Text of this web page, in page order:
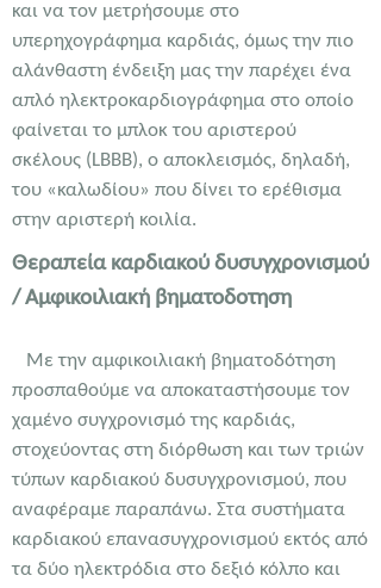
και να τον μετρήσουμε στο
υπερηχογράφημα καρδιάς, όμως την πιο
αλάνθαστη ένδειξη μας την παρέχει ένα
απλό ηλεκτροκαρδιογράφημα στο οποίο
φαίνεται το μπλοκ του αριστερού
σκέλους (LBBB), ο αποκλεισμός, δηλαδή,
του «καλωδίου» που δίνει το ερέθισμα
στην αριστερή κοιλία.
Θεραπεία καρδιακού δυσυγχρονισμού
/ Αμφικοιλιακή βηματοδοτηση
Με την αμφικοιλιακή βηματοδότηση
προσπαθούμε να αποκαταστήσουμε τον
χαμένο συγχρονισμό της καρδιάς,
στοχεύοντας στη διόρθωση και των τριών
τύπων καρδιακού δυσυγχρονισμού, που
αναφέραμε παραπάνω. Στα συστήματα
καρδιακού επανασυγχρονισμού εκτός από
τα δύο ηλεκτρόδια στο δεξιό κόλπο και